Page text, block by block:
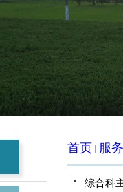
首页 服
综合科